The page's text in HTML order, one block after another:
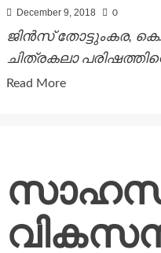
December 9, 2018 0
ജിൻസ് തോട്ടുംകര,
ചിത്രകലാ
Read MoreRead
കൂട്ടായ്മയായ
ചിത്രകലാ
ഇന്ന്